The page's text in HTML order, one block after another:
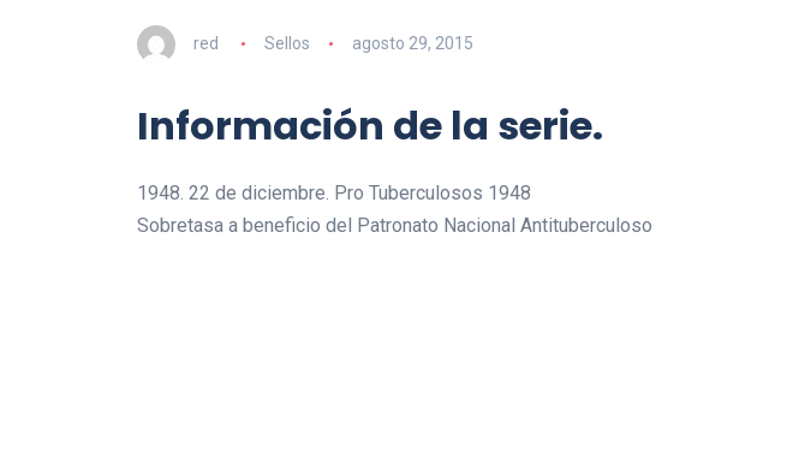
red Sellos agosto 29, 2015
Información de la serie.
1948. 22 de diciembre. Pro Tuberculosos 1948
Sobretasa a beneficio del Patronato Nacional Antituberculoso